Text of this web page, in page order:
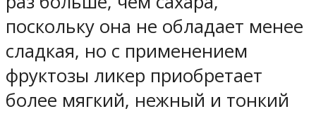
поскольку она не обладает менее
сладкая, но с применением
фруктозы ликер приобретает
более мягкий, нежный и тонкий